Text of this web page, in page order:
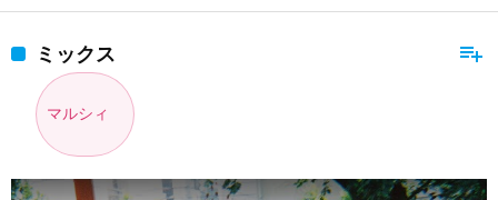
playlist_add
ミックス
マルシィ